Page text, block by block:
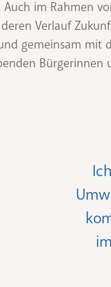
im Rahmen
deren Verlauf
gemeinsam mit
Bürgerinnen